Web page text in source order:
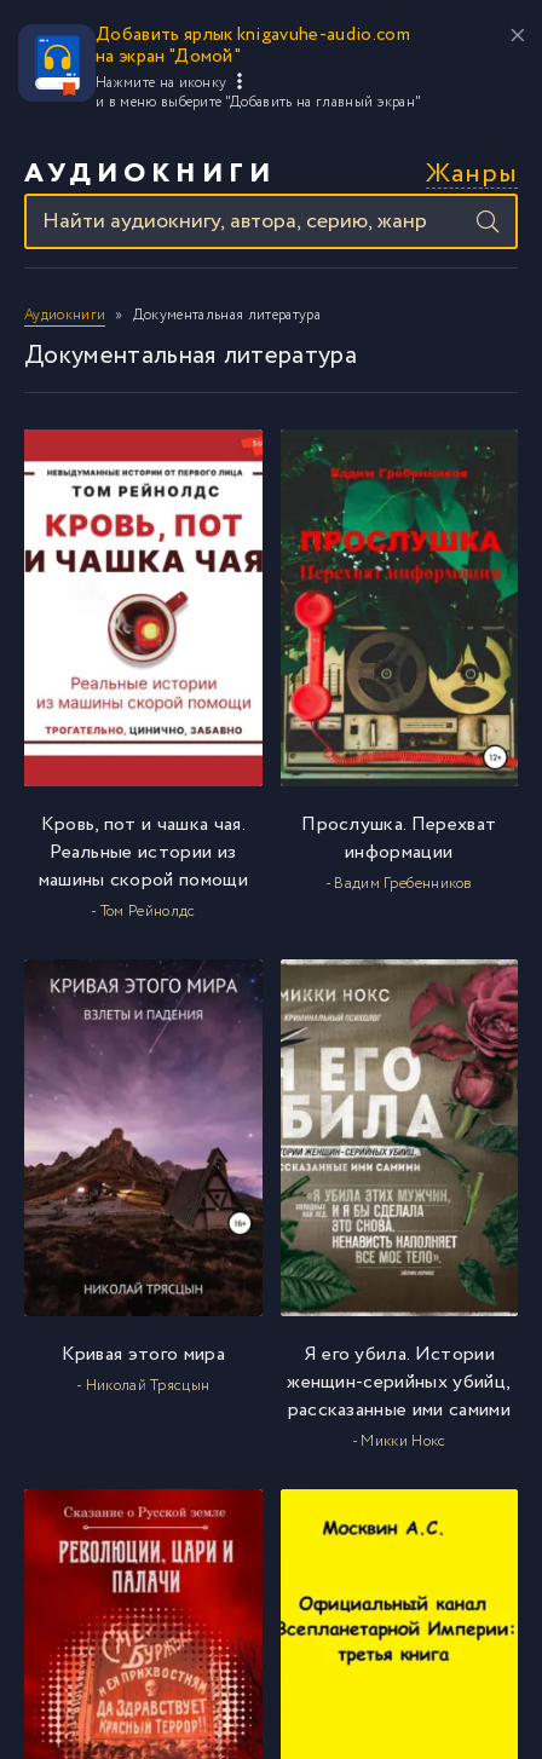
Добавить ярлык knigavuhe-audio.com
на экран "Домой"
Нажмите на иконку
и в меню выберите "Добавить на главный экран"
АУДИОКНИГИ Жанры
Аудиокниги Документальная литература
Документальная литература
Кровь, пот и чашка чая.
Реальные истории из
машины скорой помощи
- Том Рейнолдс
Прослушка. Перехват
информации
- Вадим Гребенников
Кривая этого мира
- Николай Трясцын
Я его убила. Истории
женщин-серийных убийц,
рассказанные ими самими
- Микки Нокс